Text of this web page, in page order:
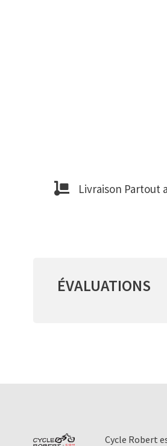
Livraison Partout
ÉVALUATIONS
Cycle Robert